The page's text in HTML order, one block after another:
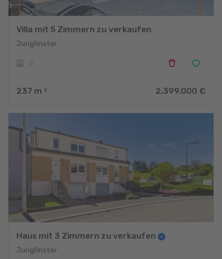
Villa mit 5 Zimmern zu verkaufen
Junglinster
237 m 2 2.399.000 €
Haus mit 3 Zimmern zu verkaufen
Junglinster